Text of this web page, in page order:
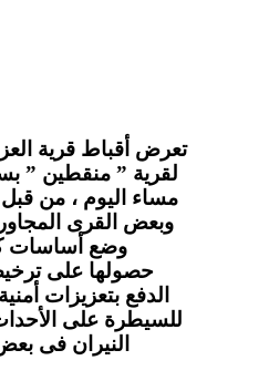
تعرض أقباط قرية
لقرية ” منقطين ”
مساء اليوم ، من
وبعض القرى
وضع أساسات
حصولها على
الدفع بتعزيزات
للسيطرة على
النيران فى